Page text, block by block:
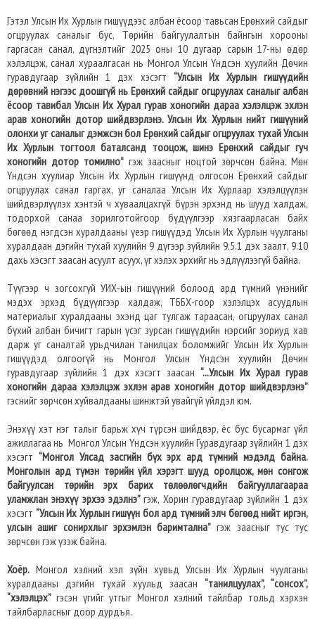
Гэтэл Улсын Их Хурлын гишүүдээс албан ёсоор тавьсан Ерөнхий сайдыг
огцруулах саналыг бус, Төрийн байгуулалтын байнгын хорооны
гаргасан санал, дүгнэлтийг 2025 оны 10 дугаар сарын 17-ны өдөр
хэлэлцэж, санал хураалгасан нь Монгол Улсын Үндсэн хуулийн Дөчин
гуравдугаар зүйлийн 1 дэх хэсэгт “Улсын Их Хурлын гишүүдийн
дөрөвний нэгээс доошгүй нь Ерөнхий сайдыг огцруулах саналыг албан
ёсоор тавибал Улсын Их Хурал гурав хоногийн дараа хэлэлцэж эхлэн
арав хоногийн дотор шийдвэрлэнэ. Улсын Их Хурлын нийт гишүүний
олонхи уг саналыг дэмжсэн бол Ерөнхий сайдыг огцруулах тухай Улсын
Их Хурлын тогтоол баталсанд тооцож, шинэ Ерөнхий сайдыг гуч
хоногийн дотор томилно” гэж заасныг ноцтой зөрчсөн байна. Мөн
Үндсэн хуулиар Улсын Их Хурлын гишүүнд олгосон Ерөнхий сайдыг
огцруулах санал гаргах, уг саналаа Улсын Их Хурлаар хэлэлцүүлэн
шийдвэрлүүлэх хэнтэй ч хуваалцахгүй бүрэн эрхэнд нь шууд халдаж,
тодорхой санаа зорилготойгоор бүдүүлгээр хязгаарласан байх
бөгөөд нэгдсэн хуралдааны үеэр гишүүдэд Улсын Их Хурлын чуулганы
хуралдаан дэгийн тухай хуулийн 9 дүгээр зүйлийн 9.5.1 дэх заалт, 9.10
дахь хэсэгт заасан асуулт асуух, үг хэлэх эрхийг нь эдлүүлээгүй байна.
Түүгээр ч зогсохгүй УИХ-ын гишүүний болоод ард түмний үнэнийг
мэдэх эрхэд бүдүүлгээр халдаж, ТББХ-гоор хэлэлцэх асуудлын
материалыг хуралдааны эхэнд цаг тулгаж тараасан, огцруулах санал
бүхий албан бичигт гарын үсэг зурсан гишүүдийн нэрсийг зориуд хав
дарж уг саналтай урьдчилан танилцах боломжийг Улсын Их Хурлын
гишүүдэд олгоогүй нь Монгол Улсын Үндсэн хуулийн Дөчин
гуравдугаар зүйлийн 1 дэх хэсэгт заасан“...Улсын Их Хурал гурав
хоногийн дараа хэлэлцэж эхлэн арав хоногийн дотор шийдвэрлэнэ”
гэснийг зөрчсөн хуйвалдааны шинжтэй увайгүй үйлдэл юм.
Энэхүү хэт нэг талыг барьж хүч түрсэн шийдвэр, ёс бус бусармаг үйл
ажиллагаа нь Монгол Улсын Үндсэн хуулийн Гуравдугаар зүйлийн 1 дэх
хэсэгт “Монгол Улсад засгийн бүх эрх ард түмний мэдэлд байна.
Монголын ард түмэн төрийн үйл хэрэгт шууд оролцож, мөн сонгож
байгуулсан төрийн эрх барих төлөөлөгчдийн байгууллагаараа
уламжлан энэхүү эрхээ эдэлнэ”гэж, Хорин гуравдугаар зүйлийн 1 дэх
хэсэгт “Улсын Их Хурлын гишүүн бол ард түмний элч бөгөөд нийт иргэн,
улсын ашиг сонирхлыг эрхэмлэн баримтална” гэж заасныг тус тус
зөрчсөн гэж үзэж байна.
Хоёр. Монгол хэлний хэл зүйн хувьд Улсын Их Хурлын чуулганы
хуралдааны дэгийн тухай хуульд заасан “танилцуулах”, “сонсох”,
“хэлэлцэх” гэсэн үгийг утгыг Монгол хэлний тайлбар тольд хэрхэн
тайлбарласныг доор дурдъя.